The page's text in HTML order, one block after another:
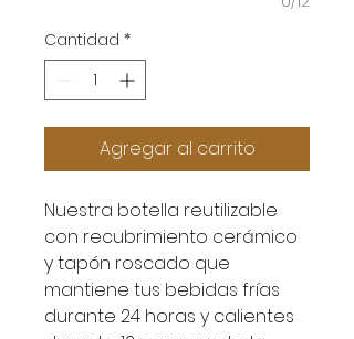
Cantidad *
Agregar al carrito
Nuestra botella reutilizable
con recubrimiento cerámico
y tapón roscado que
mantiene tus bebidas frías
durante 24 horas y calientes